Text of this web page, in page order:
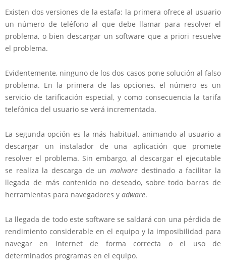
Existen dos versiones de la estafa: la primera ofrece al usuario
un número de teléfono al que debe llamar para resolver el
problema, o bien descargar un software que a priori resuelve
el problema.
Evidentemente, ninguno de los dos casos pone solución al falso
problema. En la primera de las opciones, el número es un
servicio de tarificación especial, y como consecuencia la tarifa
telefónica del usuario se verá incrementada.
La segunda opción es la más habitual, animando al usuario a
descargar un instalador de una aplicación que promete
resolver el problema. Sin embargo, al descargar el ejecutable
se realiza la descarga de unmalware destinado a facilitar la
llegada de más contenido no deseado, sobre todo barras de
herramientas para navegadores y adware.
La llegada de todo este software se saldará con una pérdida de
rendimiento considerable en el equipo y la imposibilidad para
navegar en Internet de forma correcta o el uso de
determinados programas en el equipo.